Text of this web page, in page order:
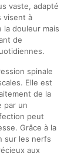
vaste, adapté
visent à
la douleur mais
de
spinale
Elle est
de la
par un
peut
Grâce à la
sur les nerfs
aux